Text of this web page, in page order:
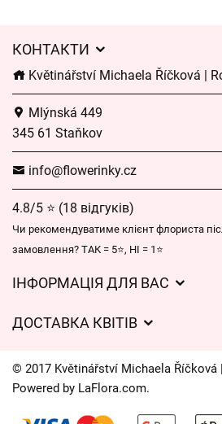
КОНТАКТИ
Květinářství Michaela Říčková |
Mlýnská 449
345 61 Staňkov
info@flowerinky.cz
4.8/5 ⭐ (18 відгуків)
Чи рекомендуватиме клієнт флориста
замовлення? ТАК = 5⭐, НІ = 1⭐
ІНФОРМАЦІЯ ДЛЯ ВАС
Час доставки квітів – огляд
ДОСТАВКА КВІТІВ
Куди ми доставляємо квіти
© 2017 Květinářství Michaela Říčková
Powered by LaFlora.com.